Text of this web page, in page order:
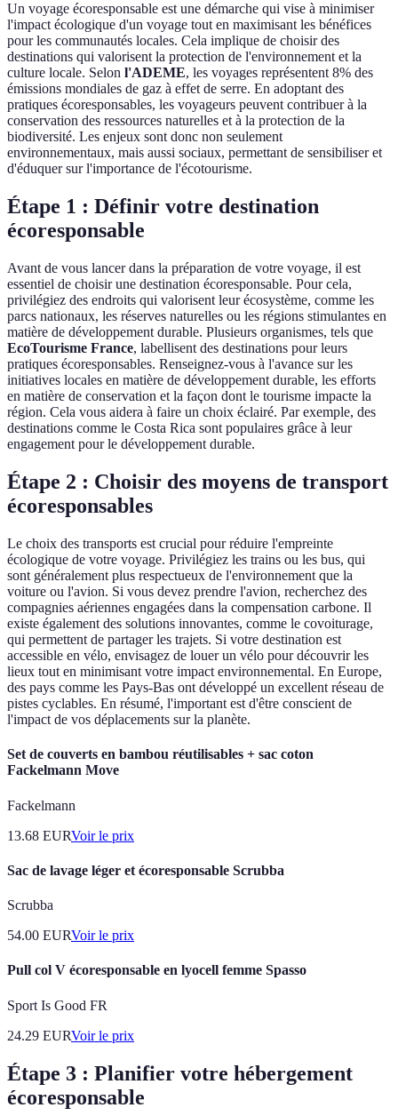
Un voyage écoresponsable est une démarche qui vise à minimiser
l'impact écologique d'un voyage tout en maximisant les bénéfices
pour les communautés locales. Cela implique de choisir des
destinations qui valorisent la protection de l'environnement et la
culture locale. Selon l'ADEME, les voyages représentent 8% des
émissions mondiales de gaz à effet de serre. En adoptant des
pratiques écoresponsables, les voyageurs peuvent contribuer à la
conservation des ressources naturelles et à la protection de la
biodiversité. Les enjeux sont donc non seulement
environnementaux, mais aussi sociaux, permettant de sensibiliser et
d'éduquer sur l'importance de l'écotourisme.
Étape 1 : Définir votre destination
écoresponsable
Avant de vous lancer dans la préparation de votre voyage, il est
essentiel de choisir une destination écoresponsable. Pour cela,
privilégiez des endroits qui valorisent leur écosystème, comme les
parcs nationaux, les réserves naturelles ou les régions stimulantes en
matière de développement durable. Plusieurs organismes, tels que
EcoTourisme France, labellisent des destinations pour leurs
pratiques écoresponsables. Renseignez-vous à l'avance sur les
initiatives locales en matière de développement durable, les efforts
en matière de conservation et la façon dont le tourisme impacte la
région. Cela vous aidera à faire un choix éclairé. Par exemple, des
destinations comme le Costa Rica sont populaires grâce à leur
engagement pour le développement durable.
Étape 2 : Choisir des moyens de transport
écoresponsables
Le choix des transports est crucial pour réduire l'empreinte
écologique de votre voyage. Privilégiez les trains ou les bus, qui
sont généralement plus respectueux de l'environnement que la
voiture ou l'avion. Si vous devez prendre l'avion, recherchez des
compagnies aériennes engagées dans la compensation carbone. Il
existe également des solutions innovantes, comme le covoiturage,
qui permettent de partager les trajets. Si votre destination est
accessible en vélo, envisagez de louer un vélo pour découvrir les
lieux tout en minimisant votre impact environnemental. En Europe,
des pays comme les Pays-Bas ont développé un excellent réseau de
pistes cyclables. En résumé, l'important est d'être conscient de
l'impact de vos déplacements sur la planète.
Set de couverts en bambou réutilisables + sac coton
Fackelmann Move
Fackelmann
13.68 EURVoir le prix
Sac de lavage léger et écoresponsable Scrubba
Scrubba
54.00 EURVoir le prix
Pull col V écoresponsable en lyocell femme Spasso
Sport Is Good FR
24.29 EURVoir le prix
Étape 3 : Planifier votre hébergement
écoresponsable